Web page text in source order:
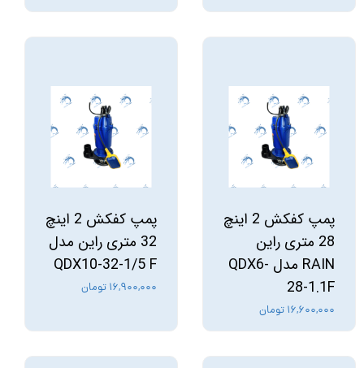
پمپ کفکش 2 اینچ
28 متری راین
RAIN مدل QDX6-
28-1.1F
۱۶,۶۰۰,۰۰۰ تومان
پمپ کفکش 2 اینچ
32 متری راین مدل
QDX10-32-1/5 F
۱۶,۹۰۰,۰۰۰ تومان